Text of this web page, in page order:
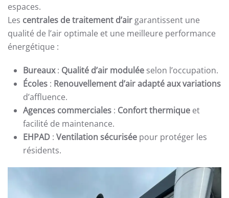
espaces.
Les centrales de traitement d’air garantissent une
qualité de l’air optimale et une meilleure performance
énergétique :
Bureaux: Qualité d’air modulée selon l’occupation.
Écoles : Renouvellement d’air adapté aux variations
d’affluence.
Agences commerciales : Confort thermique et
facilité de maintenance.
EHPAD : Ventilation sécurisée pour protéger les
résidents.